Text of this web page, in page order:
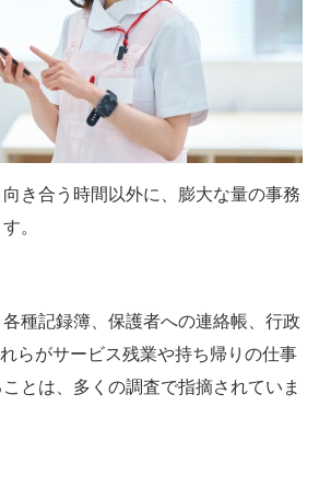
き合う時間以外に、膨大な量の事務
。
種記録簿、保護者への連絡帳、行政
らがサービス残業や持ち帰りの仕事
とは、多くの調査で指摘されていま